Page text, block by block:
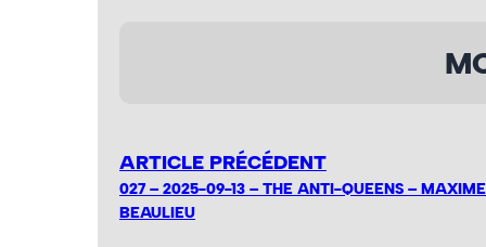
ARTICLE PRÉCÉDENT
027 – 2025-09-13 – THE ANTI-QUEENS – MAXIME
BEAULIEU